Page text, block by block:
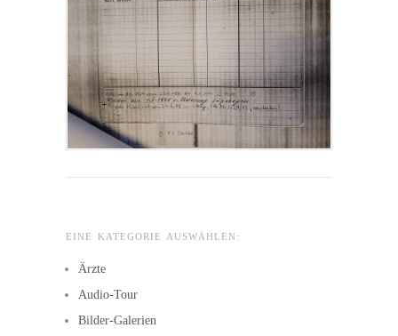
EINE KATEGORIE AUSWÄHLEN:
Ärzte
Audio-Tour
Bilder-Galerien